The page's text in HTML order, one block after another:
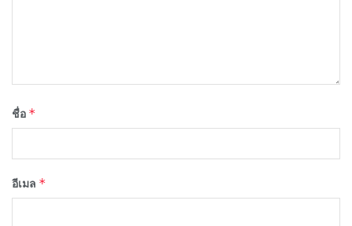
ชื่อ *
อีเมล *